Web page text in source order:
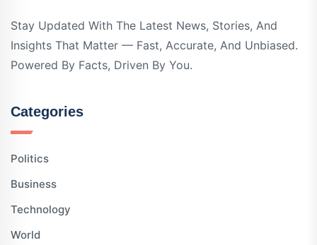
Stay Updated With The Latest News, Stories, And
Insights That Matter — Fast, Accurate, And Unbiased.
Powered By Facts, Driven By You.
Categories
Politics
Business
Technology
World